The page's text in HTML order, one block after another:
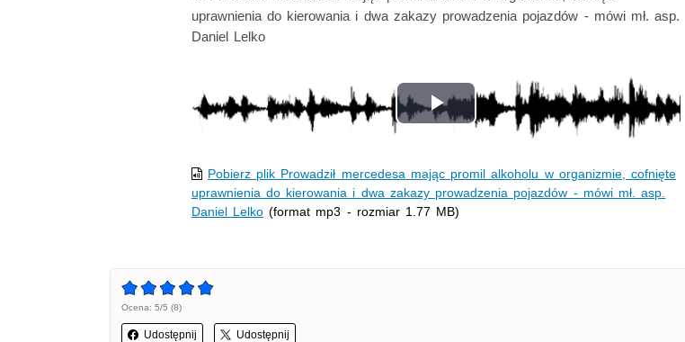
uprawnienia do kierowania i dwa zakazy prowadzenia pojazdów - mówi mł. asp.
Daniel Lelko
Odtwórz
wideo
Pobierz plik Prowadził mercedesa mając promil alkoholu w organizmie, cofnięte
uprawnienia do kierowania i dwa zakazy prowadzenia pojazdów - mówi mł. asp.
Daniel Lelko (format mp3 - rozmiar 1.77 MB)
Ocena: 5/5 (8)
Udostępnij Udostępnij